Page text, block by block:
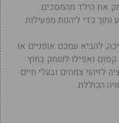
את הילד מהמסכים
כדי ליהנות מפעילות
להביא עמכם אופניים או
קסום ואפילו לשחק בחוץ
צמחים ובעלי חיים
הכוללת.